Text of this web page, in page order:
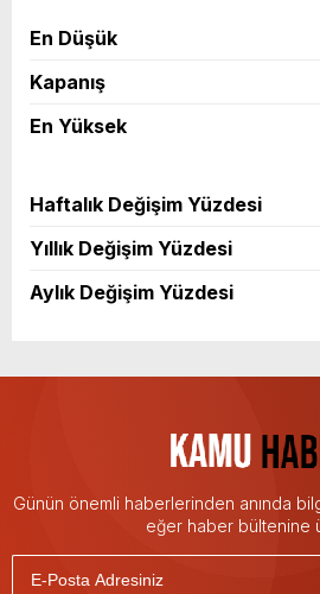
En Düşük
Kapanış
En Yüksek
Haftalık Değişim Yüzdesi
Yıllık Değişim Yüzdesi
Aylık Değişim Yüzdesi
Günün önemli haberlerinden anında
eğer haber bültenine